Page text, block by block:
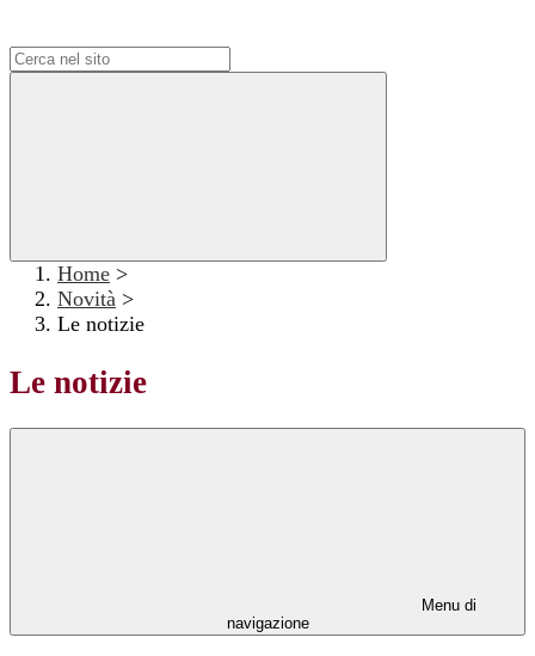
Home >
Novità >
Le notizie
Le notizie
Menu di
navigazione